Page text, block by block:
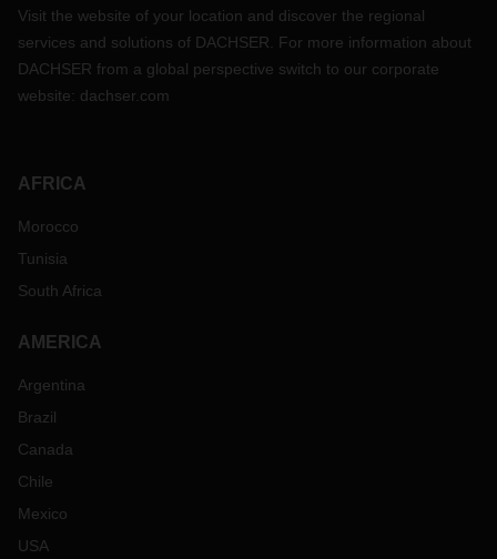
Visit the website of your location and discover the regional
services and solutions of DACHSER. For more information about
DACHSER from a global perspective switch to our corporate
website: dachser.com
AFRICA
Morocco
Tunisia
South Africa
AMERICA
Argentina
Brazil
Canada
Chile
Mexico
USA